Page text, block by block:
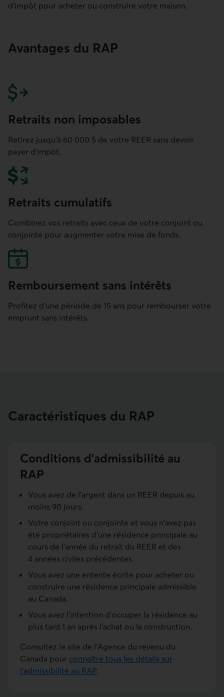
d’impôt pour acheter ou construire votre maison.
Avantages du RAP
Retraits non imposables
Retirez jusqu’à 60 000 $ de votre REER sans devoir
payer d’impôt.
Retraits cumulatifs
Combinez vos retraits avec ceux de votre conjoint ou
conjointe pour augmenter votre mise de fonds.
Remboursement sans intérêts
Profitez d’une période de 15 ans pour rembourser votre
emprunt sans intérêts.
Caractéristiques du RAP
Conditions d’admissibilité au
RAP
Vous avez de l’argent dans un REER depuis au
moins 90 jours.
Votre conjoint ou conjointe et vous n'avez pas
été propriétaires d'une résidence principale au
cours de l'année du retrait du REER et des
4 années civiles précédentes.
Vous avez une entente écrite pour acheter ou
construire une résidence principale admissible
au Canada.
Vous avez l’intention d’occuper la résidence au
plus tard 1 an après l’achat ou la construction.
Consultez le site de l’Agence du revenu du
Canada pour connaître tous les détails sur
l’admissibilité au RAP.